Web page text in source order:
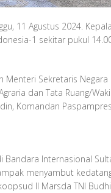
11 Agustus 2024.
1 sekitar pukul
Sekretaris
dan Tata Ruang/
Komandan
Internasional
menyambut
II Marsda TNI